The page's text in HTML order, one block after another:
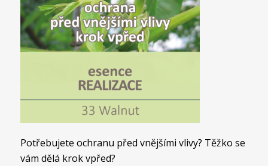
Potřebujete ochranu před vnějšími vlivy? Těžko se
vám dělá krok vpřed?